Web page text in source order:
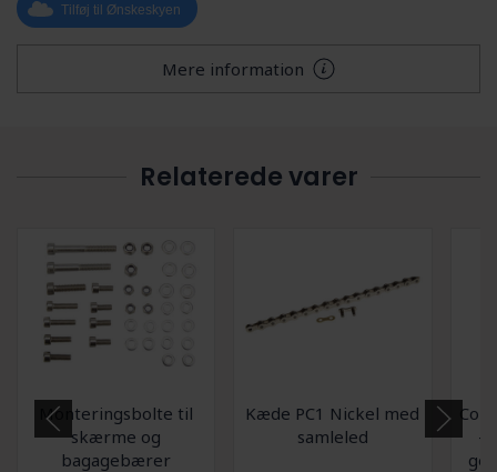
Tilføj til Ønskeskyen
Mere information
Relaterede varer
Monteringsbolte til
skærme og
bagagebærer
Kæde PC1 Nickel med
samleled
-